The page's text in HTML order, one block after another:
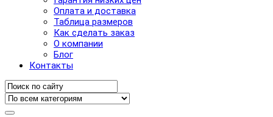
Оплата и доставка
Таблица размеров
Как сделать заказ
О компании
Блог
Контакты